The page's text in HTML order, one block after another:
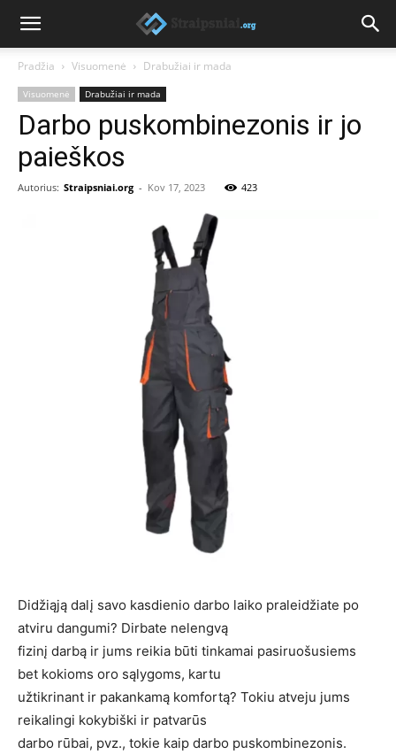
Pradžia Visuomenė Drabužiai ir mada
Visuomenė Drabužiai ir mada
Darbo puskombinezonis ir jo
paieškos
Autorius: Straipsniai.org - Kov 17, 2023 423
Didžiąją dalį savo kasdienio darbo laiko praleidžiate po
atviru dangumi? Dirbate nelengvą
fizinį darbą ir jums reikia būti tinkamai pasiruošusiems
bet kokioms oro sąlygoms, kartu
užtikrinant ir pakankamą komfortą? Tokiu atveju jums
reikalingi kokybiški ir patvarūs
darbo rūbai, pvz., tokie kaip darbo puskombinezonis.